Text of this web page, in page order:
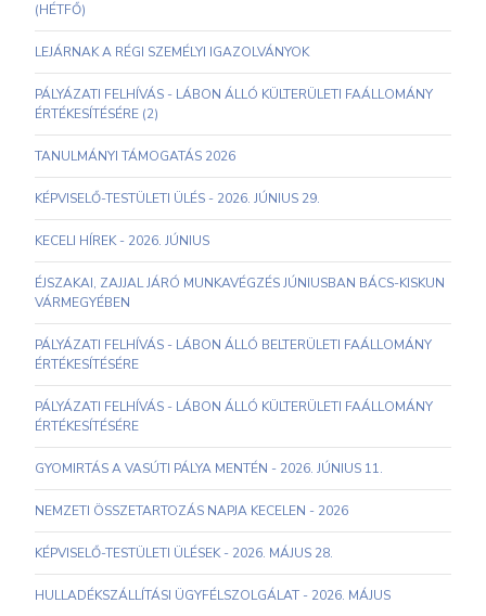
(HÉTFŐ)
LEJÁRNAK A RÉGI SZEMÉLYI IGAZOLVÁNYOK
PÁLYÁZATI FELHÍVÁS - LÁBON ÁLLÓ KÜLTERÜLETI FAÁLLOMÁNY
ÉRTÉKESÍTÉSÉRE (2)
TANULMÁNYI TÁMOGATÁS 2026
KÉPVISELŐ-TESTÜLETI ÜLÉS - 2026. JÚNIUS 29.
KECELI HÍREK - 2026. JÚNIUS
ÉJSZAKAI, ZAJJAL JÁRÓ MUNKAVÉGZÉS JÚNIUSBAN BÁCS-KISKUN
VÁRMEGYÉBEN
PÁLYÁZATI FELHÍVÁS - LÁBON ÁLLÓ BELTERÜLETI FAÁLLOMÁNY
ÉRTÉKESÍTÉSÉRE
PÁLYÁZATI FELHÍVÁS - LÁBON ÁLLÓ KÜLTERÜLETI FAÁLLOMÁNY
ÉRTÉKESÍTÉSÉRE
GYOMIRTÁS A VASÚTI PÁLYA MENTÉN - 2026. JÚNIUS 11.
NEMZETI ÖSSZETARTOZÁS NAPJA KECELEN - 2026
KÉPVISELŐ-TESTÜLETI ÜLÉSEK - 2026. MÁJUS 28.
HULLADÉKSZÁLLÍTÁSI ÜGYFÉLSZOLGÁLAT - 2026. MÁJUS